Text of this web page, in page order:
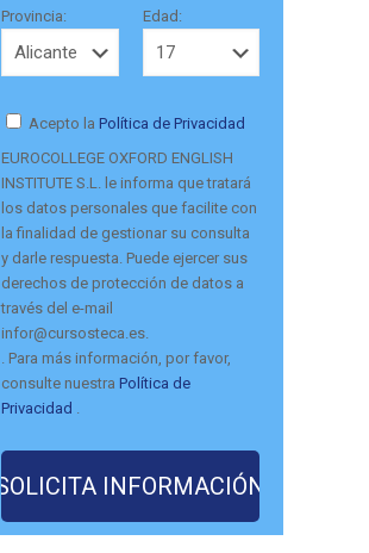
Provincia: Edad:
Acepto la Política de Privacidad
EUROCOLLEGE OXFORD ENGLISH
INSTITUTE S.L. le informa que tratará
los datos personales que facilite con
la finalidad de gestionar su consulta
y darle respuesta. Puede ejercer sus
derechos de protección de datos a
través del e-mail
infor@cursosteca.es.
. Para más información, por favor,
consulte nuestraPolítica de
Privacidad